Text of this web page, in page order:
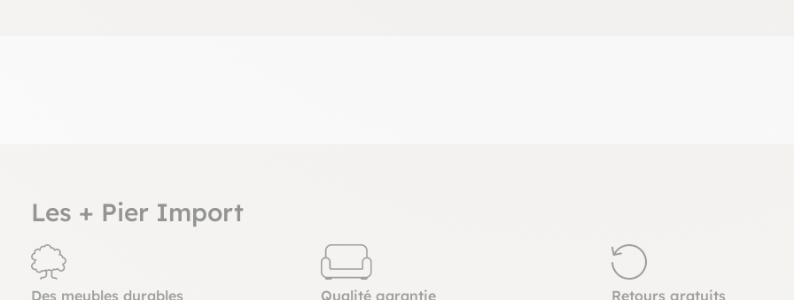
Les + Pier Import
Des meubles durables Qualité garantie Retours gratuits